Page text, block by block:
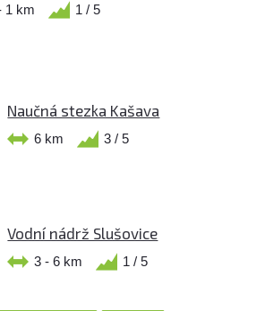
1 km 1 / 5
Naučná stezka Kašava
6 km 3 / 5
Vodní nádrž Slušovice
3 - 6 km 1 / 5